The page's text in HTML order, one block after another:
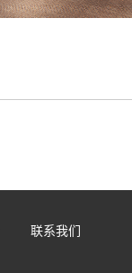
联系我们